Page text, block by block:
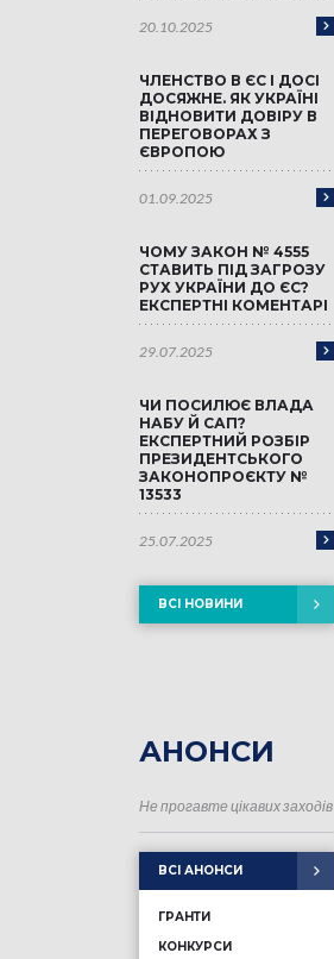
20.10.2025
ЧЛЕНСТВО В ЄС І ДОСІ
ДОСЯЖНЕ. ЯК УКРАЇНІ
ВІДНОВИТИ ДОВІРУ В
ПЕРЕГОВОРАХ З
ЄВРОПОЮ
01.09.2025
ЧОМУ ЗАКОН № 4555
СТАВИТЬ ПІД ЗАГРОЗУ
РУХ УКРАЇНИ ДО ЄС?
ЕКСПЕРТНІ КОМЕНТАРІ
29.07.2025
ЧИ ПОСИЛЮЄ ВЛАДА
НАБУ Й САП?
ЕКСПЕРТНИЙ РОЗБІР
ПРЕЗИДЕНТСЬКОГО
ЗАКОНОПРОЄКТУ №
13533
25.07.2025
ВСІ НОВИНИ
АНОНСИ
Не прогавте цікавих заходів
ВСІ АНОНСИ
ГРАНТИ
КОНКУРСИ